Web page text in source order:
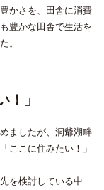
かさを、田舎に消費
豊かな田舎で生活を
。
」
ましたが、洞爺湖畔
ここに住みたい！」
を検討している中